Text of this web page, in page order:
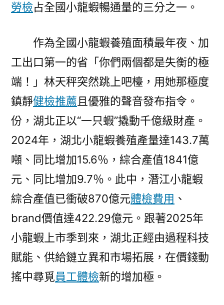
勞檢占全國小龍蝦暢通量的三分之一。
作為全國小龍蝦養殖面積最年夜、加
工出口第一的省「你們兩個都是失衡的極
端！」林天秤突然跳上吧檯，用她那極度
鎮靜健檢推薦且優雅的聲音發布指令。
份，湖北正以“一只蝦”撬動千億級財產。
2024年，湖北小龍蝦養殖產量達143.7萬
噸、同比增加15.6％，綜合產值1841億
元、同比增加9.7％。此中，潛江小龍蝦
綜合產值已衝破870億元體檢費用 、
brand價值達422.29億元。跟著2025年
小龍蝦上市季到來，湖北正經由過程科技
賦能、供給鏈立異和市場拓展，在價錢動
搖中尋覓員工體檢新的增加極。